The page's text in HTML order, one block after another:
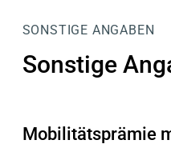
SONSTIGE ANGABEN
Sonstige
Mobilitätsprämie